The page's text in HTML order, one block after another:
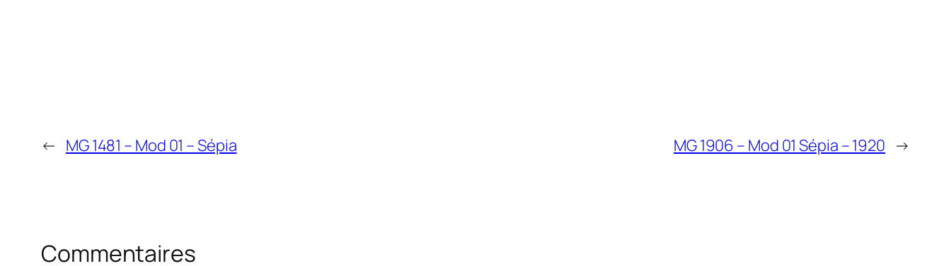
← MG 1481 – Mod 01 – Sépia MG 1906 – Mod 01 Sépia – 1920 →
Commentaires